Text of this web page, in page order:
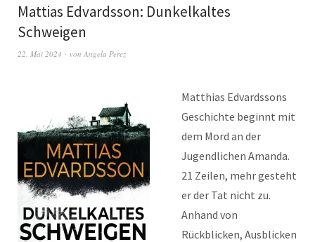
Mattias Edvardsson: Dunkelkaltes
Schweigen
22. Mai 2024 von Angela Perez
Matthias Edvardssons
Geschichte beginnt mit
dem Mord an der
Jugendlichen Amanda.
21 Zeilen, mehr gesteht
er der Tat nicht zu.
Anhand von
Rückblicken, Ausblicken